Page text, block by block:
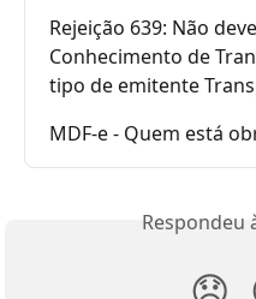
Rejeição 639: Não
Conhecimento de
tipo de emitente
MDF-e - Quem está
Respondeu